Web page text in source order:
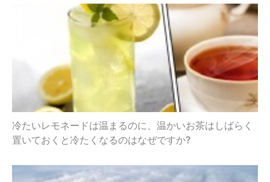
冷たいレモネードは温まるのに、温かいお茶はしばらく
置いておくと冷たくなるのはなぜですか?